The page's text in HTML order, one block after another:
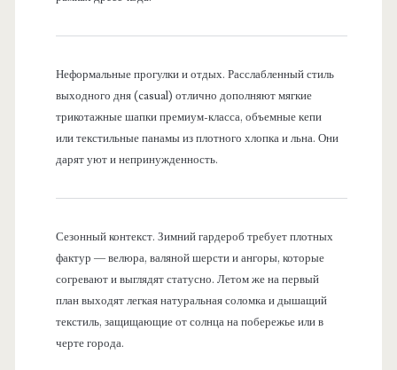
Неформальные прогулки и отдых. Расслабленный стиль
выходного дня (casual) отлично дополняют мягкие
трикотажные шапки премиум-класса, объемные кепи
или текстильные панамы из плотного хлопка и льна. Они
дарят уют и непринужденность.
Сезонный контекст. Зимний гардероб требует плотных
фактур — велюра, валяной шерсти и ангоры, которые
согревают и выглядят статусно. Летом же на первый
план выходят легкая натуральная соломка и дышащий
текстиль, защищающие от солнца на побережье или в
черте города.